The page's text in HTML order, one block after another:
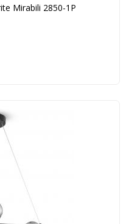
Mirabili 2850-1P